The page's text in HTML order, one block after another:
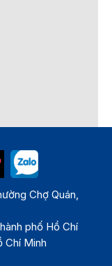
Chợ Quán,
phố Hồ Chí
Chí Minh